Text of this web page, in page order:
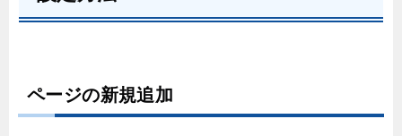
ページの新規追加